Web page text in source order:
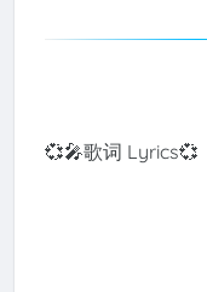
💞🎤歌词 Lyrics💞